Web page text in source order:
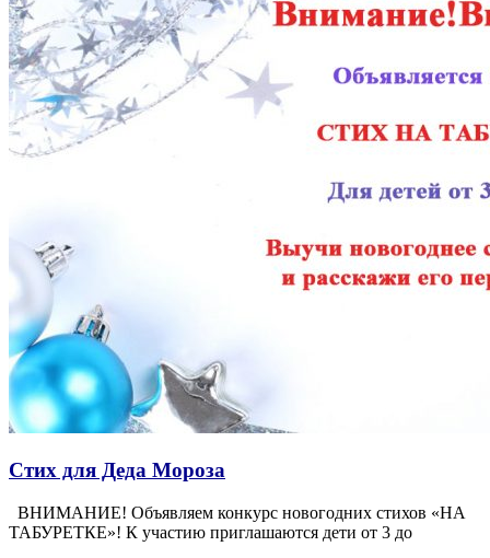
Стих для Деда Мороза
ВНИМАНИЕ! Объявляем конкурс новогодних стихов «НА
ТАБУРЕТКЕ»! К участию приглашаются дети от 3 до